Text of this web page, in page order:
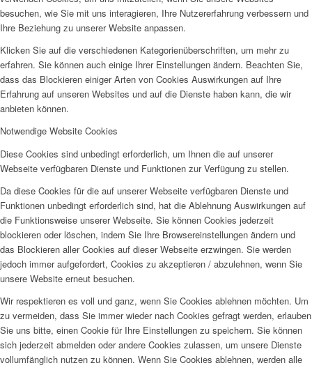
besuchen, wie Sie mit uns interagieren, Ihre Nutzererfahrung verbessern und
Ihre Beziehung zu unserer Website anpassen.
Klicken Sie auf die verschiedenen Kategorienüberschriften, um mehr zu
erfahren. Sie können auch einige Ihrer Einstellungen ändern. Beachten Sie,
dass das Blockieren einiger Arten von Cookies Auswirkungen auf Ihre
Erfahrung auf unseren Websites und auf die Dienste haben kann, die wir
anbieten können.
Notwendige Website Cookies
Diese Cookies sind unbedingt erforderlich, um Ihnen die auf unserer
Webseite verfügbaren Dienste und Funktionen zur Verfügung zu stellen.
Da diese Cookies für die auf unserer Webseite verfügbaren Dienste und
Funktionen unbedingt erforderlich sind, hat die Ablehnung Auswirkungen auf
die Funktionsweise unserer Webseite. Sie können Cookies jederzeit
blockieren oder löschen, indem Sie Ihre Browsereinstellungen ändern und
das Blockieren aller Cookies auf dieser Webseite erzwingen. Sie werden
jedoch immer aufgefordert, Cookies zu akzeptieren / abzulehnen, wenn Sie
unsere Website erneut besuchen.
Wir respektieren es voll und ganz, wenn Sie Cookies ablehnen möchten. Um
zu vermeiden, dass Sie immer wieder nach Cookies gefragt werden, erlauben
Sie uns bitte, einen Cookie für Ihre Einstellungen zu speichern. Sie können
sich jederzeit abmelden oder andere Cookies zulassen, um unsere Dienste
vollumfänglich nutzen zu können. Wenn Sie Cookies ablehnen, werden alle